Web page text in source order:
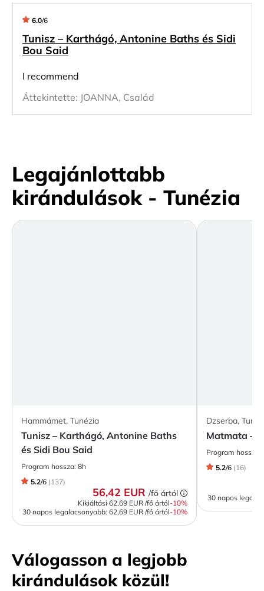
6.0/6
Tunisz – Karthágó, Antonine Baths és Sidi
Bou Said
I recommend
Áttekintette: JOANNA, Család
Legajánlottabb
kirándulások - Tunézia
Hammámet, Tunézia
Tunisz – Karthágó, Antonine Baths
és Sidi Bou Said
Program hossza: 8h
5.2/6 (137)
56,42 EUR /fő ártól
Kikiáltási 62,69 EUR /fő ártól-10%
30 napos legalacsonyabb: 62,69 EUR /fő ártól-10%
Dzserba,
Matmata –
Program hossza:
5.2/6 (16)
30 napos
Válogasson a legjobb
kirándulások közül!